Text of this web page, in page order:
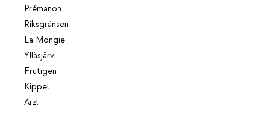
Prémanon
Riksgränsen
La Mongie
Ylläsjärvi
Frutigen
Kippel
Arzl